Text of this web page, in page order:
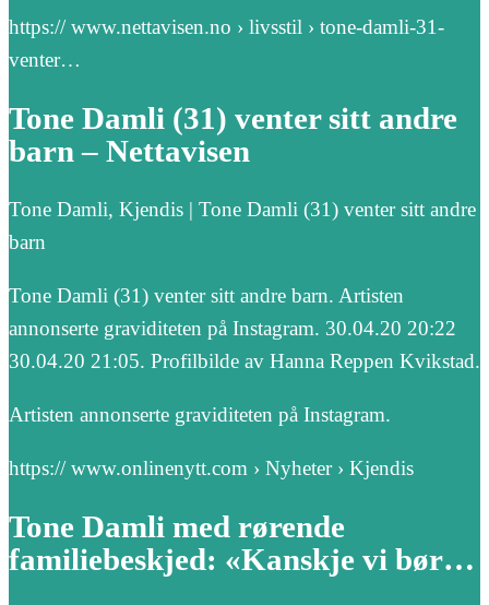
https:// www.nettavisen.no › livsstil › tone-damli-31-
venter…
Tone Damli (31) venter sitt andre
barn – Nettavisen
Tone Damli, Kjendis | Tone Damli (31) venter sitt andre
barn
Tone Damli (31) venter sitt andre barn. Artisten
annonserte graviditeten på Instagram. 30.04.20 20:22
30.04.20 21:05. Profilbilde av Hanna Reppen Kvikstad.
Artisten annonserte graviditeten på Instagram.
https:// www.onlinenytt.com › Nyheter › Kjendis
Tone Damli med rørende
familiebeskjed: «Kanskje vi bør…